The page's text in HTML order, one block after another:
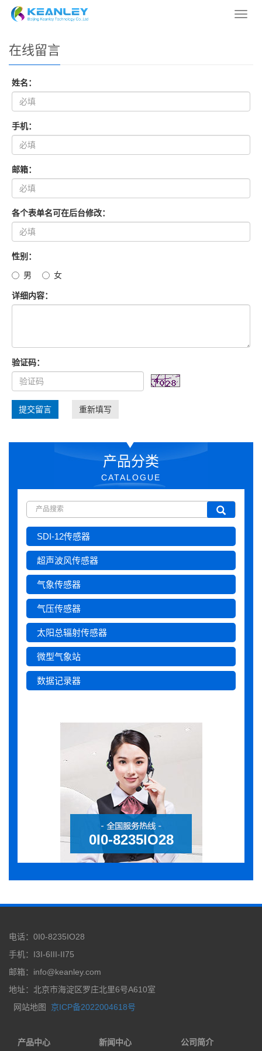
导
您的位置：网站首页
在线留言
姓名：
手机：
邮箱：
各个表单名可在后台修改：
性别：
男
女
详细内容：
验证码：
提交留言 重新填写
产品分类
CATALOGUE
SDI-12传感器
超声波风传感器
气象传感器
气压传感器
太阳总辐射传感器
微型气象站
数据记录器
0I0-8235IO28
电话：0I0-8235IO28
手机：I3I-6III-II75
邮箱：info@keanley.com
地址：北京市海淀区罗庄北里6号A610室
网站地图
京ICP备2022004618号
产品中心 新闻中心 公司简介